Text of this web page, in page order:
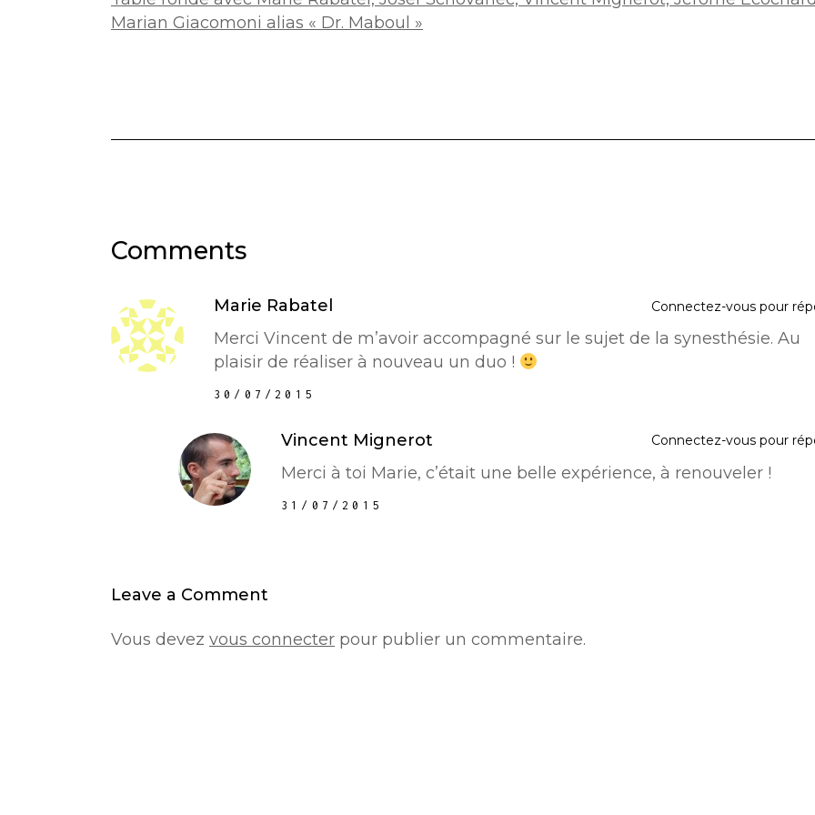
Marian Giacomoni alias « Dr. Maboul »
Comments
Connectez-vous pour
Marie Rabatel
Merci Vincent de m’avoir accompagné sur le sujet de la synesthésie. Au
plaisir de réaliser à nouveau un duo !
30/07/2015
Connectez-vous pour
Vincent Mignerot
Merci à toi Marie, c’était une belle expérience, à renouveler !
31/07/2015
Leave a Comment
Vous devez vous connecter pour publier un commentaire.